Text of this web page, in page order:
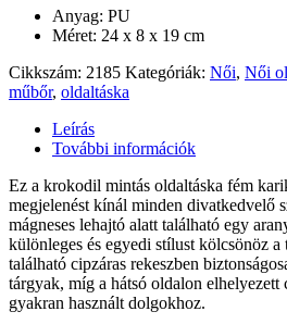
Anyag: PU
Méret: 24 x 8 x 19 cm
Cikkszám: 2185 Kategóriák: Női, Női
műbőr, oldaltáska
Leírás
További információk
Ez a krokodil mintás oldaltáska fém
megjelenést kínál minden divatkedvelő
mágneses lehajtó alatt található egy
különleges és egyedi stílust kölcsönöz a
található cipzáras rekeszben
tárgyak, míg a hátsó oldalon elhelyezett
gyakran használt dolgokhoz.